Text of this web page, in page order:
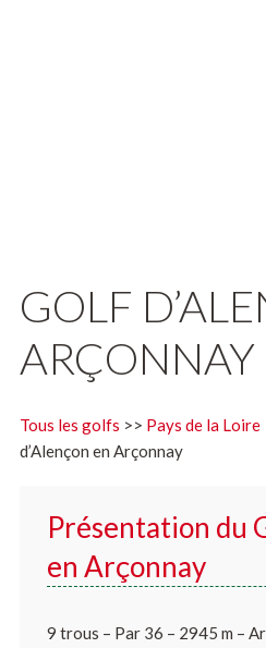
GOLF
ARÇONNAY
Tous les golfs >> Pays de la Loire
d’Alençon en Arçonnay
Présentation du
en Arçonnay
9 trous – Par 36 – 2945 m –